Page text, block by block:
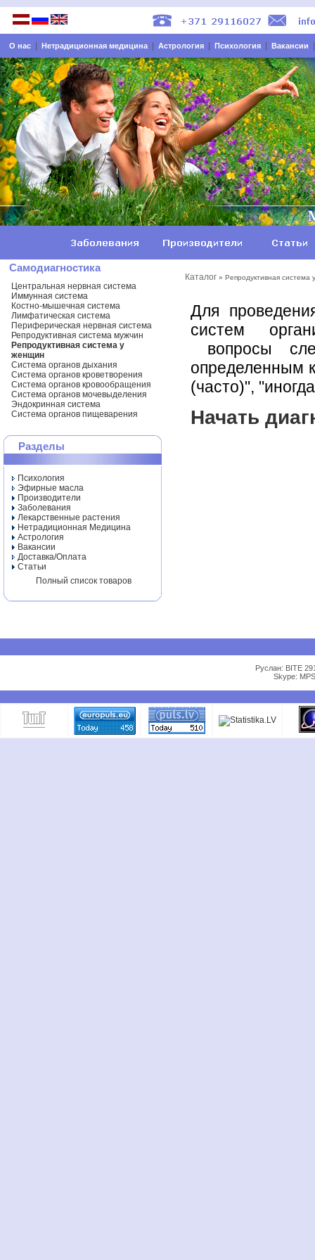
О нас Нетрадиционная медицина Астрология Психология Вакансии
Самодиагностика
Центральная нервная система
Иммунная система
Костно-мышечная система
Лимфатическая система
Периферическая нервная система
Репродуктивная система мужчин
Репродуктивная система у
женщин
Система органов дыхания
Система органов кроветворения
Система органов кровообращения
Система органов мочевыделения
Эндокринная система
Система органов пищеварения
Разделы
Психология
Эфирные масла
Производители
Заболевания
Лекарственные растения
Нетрадиционная Медицина
Астрология
Вакансии
Доставка/Оплата
Статьи
Полный список товаров
Каталог » Репродуктивная система
Для
систем
вопросы
определенным
(часто)",
Начать
Руслан: BITE
Skype: